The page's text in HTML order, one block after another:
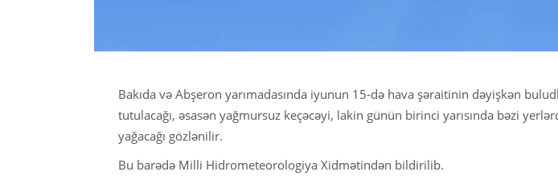
Bakıda və Abşeron yarımadasında iyunun 15-də hava şəraitinin dəyişkən
tutulacağı, əsasən yağmursuz keçəcəyi, lakin günün birinci yarısında bəzi
yağacağı gözlənilir.
Bu barədə Milli Hidrometeorologiya Xidmətindən bildirilib.